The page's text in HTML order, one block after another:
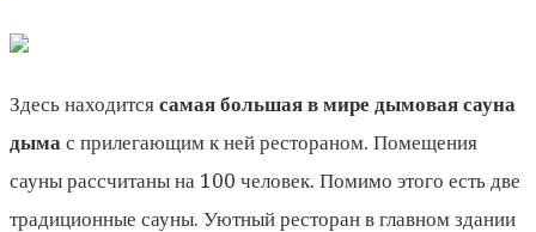
Здесь находится самая большая в мире дымовая сауна
дыма с прилегающим к ней рестораном. Помещения
сауны рассчитаны на 100 человек. Помимо этого есть две
традиционные сауны. Уютный ресторан в главном здании